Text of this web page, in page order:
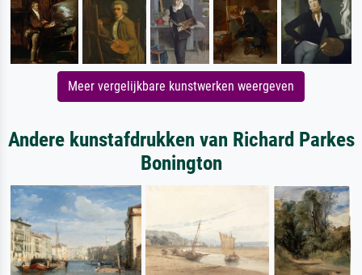
Meer vergelijkbare kunstwerken weergeven
Andere kunstafdrukken van Richard Parkes
Bonington